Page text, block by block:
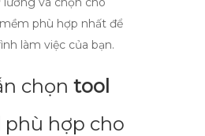
phù hợp nhất để
làm việc của bạn.
chọn tool
phù hợp cho